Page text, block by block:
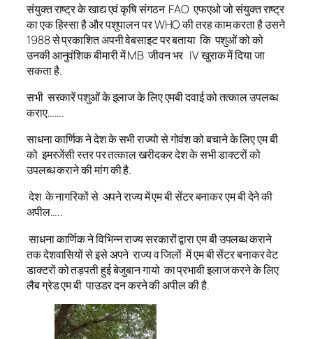
संयुक्त राष्ट्र के खाद्य एवं कृषि संगठन FAO एफएओ जो संयुक्त राष्ट्र
का एक हिस्सा है और पशुपालन पर WHO की तरह काम करता है उसने
1988 से प्रकाशित अपनी वेबसाइट पर बताया कि पशुओं को को
उनकी आनुवंशिक बीमारी में MB जीवन भर IV खुराक में दिया जा
सकता है.
सभी सरकारें पशुओं के इलाज के लिए एमबी दवाई को तत्काल उपलब्ध
कराए…….
साधना कार्णिक ने देश के सभी राज्यो से गोवंश को बचाने के लिए एम बी
को इमरजेंसी स्तर पर तत्काल खरीदकर देश के सभी डाक्टरों को
उपलब्ध कराने की मांग की है.
देश के नागरिकों से अपने राज्य में एम बी सेंटर बनाकर एम बी देने की
अपील…..
साधना कार्णिक ने विभिन्न राज्य सरकारों द्वारा एम बी उपलब्ध कराने
तक देशवासियों से इसे अपने राज्य व जिलों में एम बी सेंटर बनाकर वेट
डाक्टरों को तड़पती हुई बेजुबान गायो का प्रभावी इलाज करने के लिए
लैब ग्रेड एम बी पाउडर दन करने की अपील की है.